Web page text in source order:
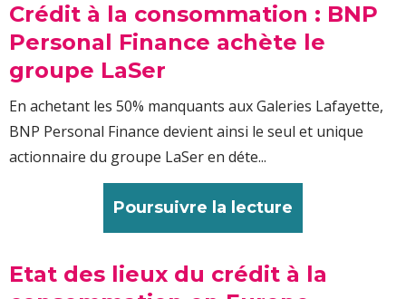
Crédit à la consommation : BNP
Personal Finance achète le
groupe LaSer
En achetant les 50% manquants aux Galeries Lafayette,
BNP Personal Finance devient ainsi le seul et unique
actionnaire du groupe LaSer en déte...
Poursuivre la lecture
Etat des lieux du crédit à la